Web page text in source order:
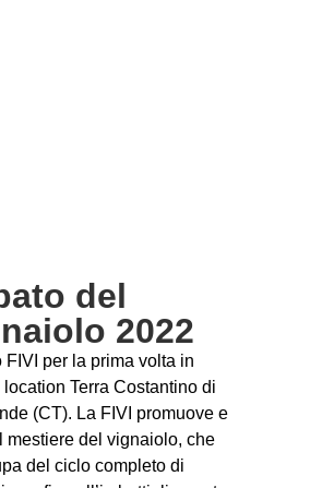
del
2022
FIVI per la prima volta in
Terra Costantino di
(CT). La FIVI promuove e
mestiere del vignaiolo, che
del ciclo completo di